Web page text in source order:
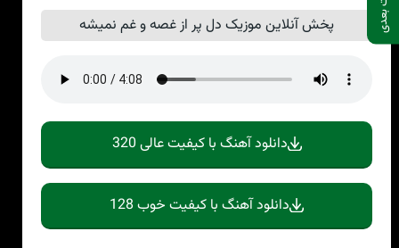
پخش آنلاین موزیک دل پر از غصه و غم نمیشه
دانلود آهنگ با کیفیت عالی 320
دانلود آهنگ با کیفیت خوب 128